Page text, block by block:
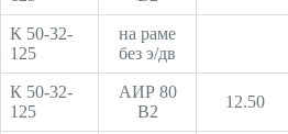
К 50-32-
125
на раме
без э/дв
К 50-32-
125
АИР 80
В2
12.50